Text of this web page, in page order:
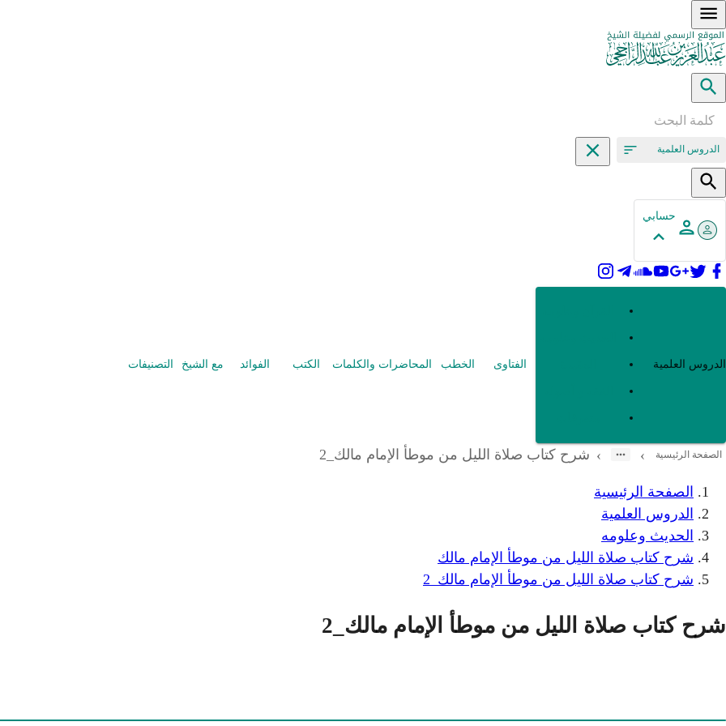
الدروس العلمية
حسابي
الدروس العلمية الفتاوى الخطب المحاضرات والكلمات الكتب الفوائد مع الشيخ التصنيفات
الصفحة الرئيسية ›
› شرح كتاب صلاة الليل من موطأ الإمام مالك_2
الصفحة الرئيسية
الدروس العلمية
الحديث وعلومه
شرح كتاب صلاة الليل من موطأ الإمام مالك
شرح كتاب صلاة الليل من موطأ الإمام مالك_2
شرح كتاب صلاة الليل من موطأ الإمام مالك_2